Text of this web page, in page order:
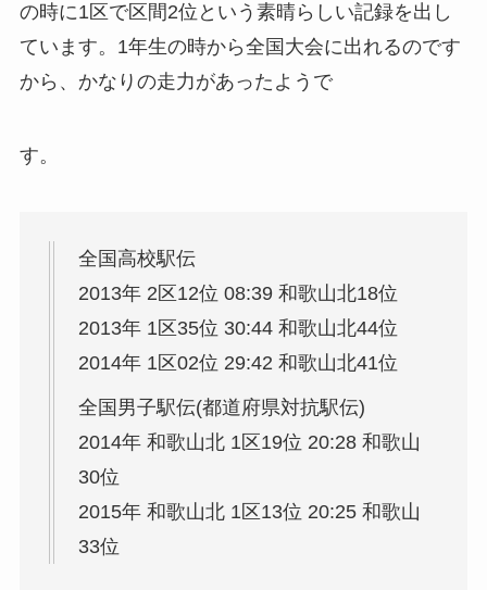
の時に1区で区間2位という素晴らしい記録を出し
ています。1年生の時から全国大会に出れるのです
から、かなりの走力があったようで
す。
全国高校駅伝
2013年 2区12位 08:39 和歌山北18位
2013年 1区35位 30:44 和歌山北44位
2014年 1区02位 29:42 和歌山北41位
全国男子駅伝(都道府県対抗駅伝)
2014年 和歌山北 1区19位 20:28 和歌山
30位
2015年 和歌山北 1区13位 20:25 和歌山
33位